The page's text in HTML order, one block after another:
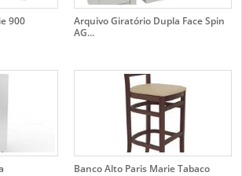
900
Arquivo Giratório Dupla Face Spin
AG...
Banco Alto Paris Marie Tabaco